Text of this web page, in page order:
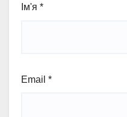
Ім'я *
Email *